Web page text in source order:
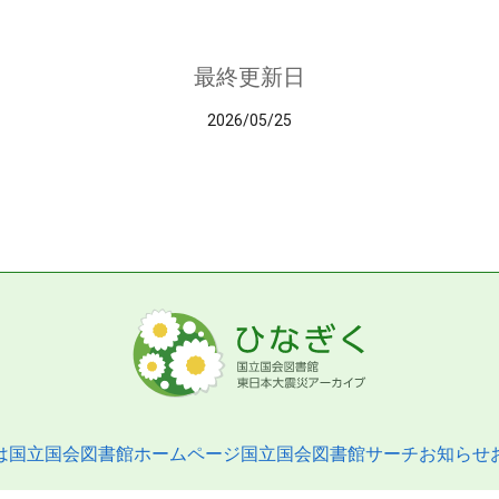
最終更新日
2026/05/25
国立国会図書館ホームページ国立国会図書館サーチお知らせ